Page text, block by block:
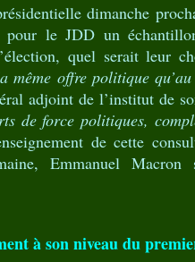
dimanche
le JDD un
quel serait leur
même offre politique
adjoint de l’institut de
de force politiques,
de cette
Emmanuel Macron
à son niveau du